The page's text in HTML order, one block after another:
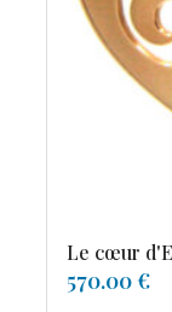
Resile
Reve-asie
Reve-de-
Suspension
Le cœur
570.00 €